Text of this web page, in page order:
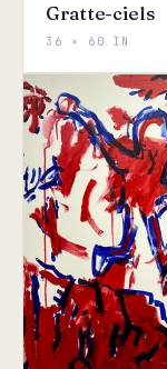
Gratte-ciels
36 × 60 IN